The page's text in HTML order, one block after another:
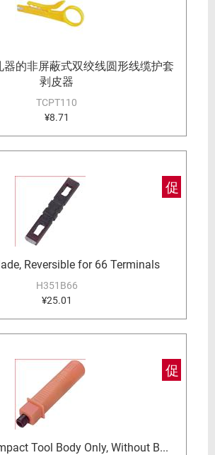
器的非屏蔽式双绞线圆形线缆护套
剥皮器
TCPT110
¥8.71
促
Reversible for 66 Terminals
H351B66
¥25.01
促
Tool Body Only, Without B...